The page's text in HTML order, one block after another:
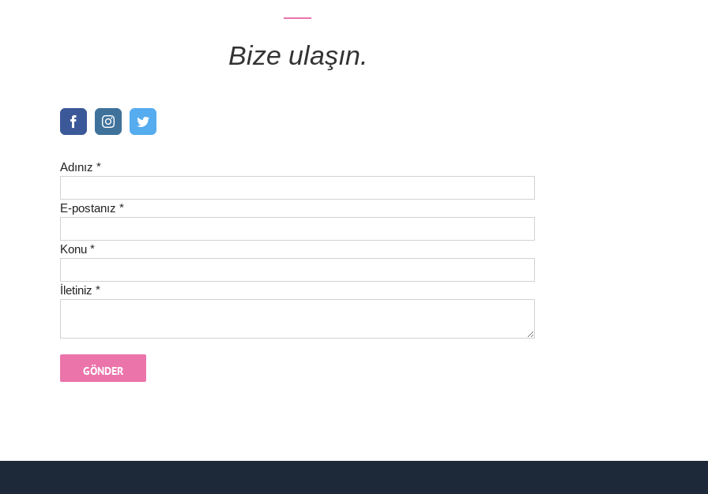
Bize ulaşın.
Adınız *
E-postanız *
Konu *
İletiniz *